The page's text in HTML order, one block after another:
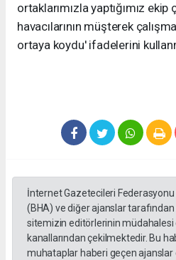
ortaklarımızla yaptığımız ekip
havacılarının müşterek
ortaya koydu' ifadelerini
İnternet Gazetecileri Federasyonu
(BHA) ve diğer ajanslar
sitemizin editörlerinin müdahalesi
kanallarından çekilmektedir. Bu
muhataplar haberi geçen ajanslar